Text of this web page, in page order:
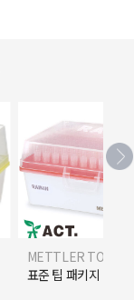
METTLER
표준 팁 패키지